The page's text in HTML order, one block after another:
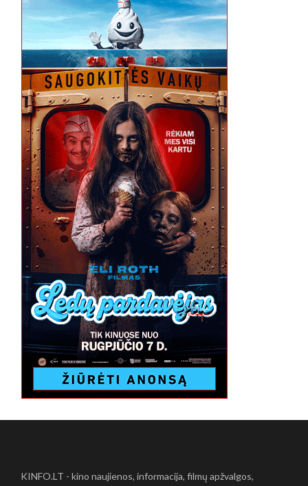
KINFO.LT - kino naujienos, informacija, filmų apžvalgos,